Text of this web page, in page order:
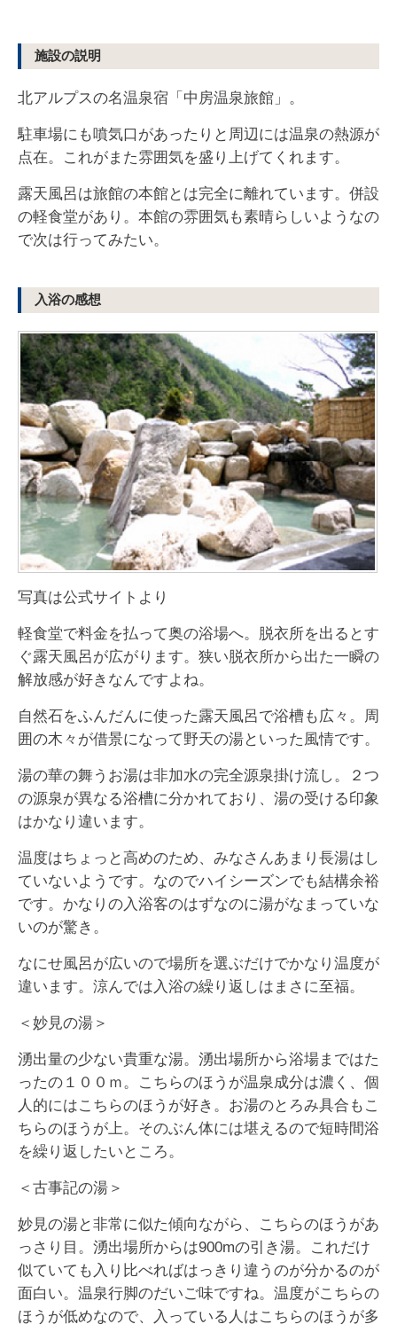
施設の説明
北アルプスの名温泉宿「中房温泉旅館」。
駐車場にも噴気口があったりと周辺には温泉の熱源が
点在。これがまた雰囲気を盛り上げてくれます。
露天風呂は旅館の本館とは完全に離れています。併設
の軽食堂があり。本館の雰囲気も素晴らしいようなの
で次は行ってみたい。
入浴の感想
写真は公式サイトより
軽食堂で料金を払って奥の浴場へ。脱衣所を出るとす
ぐ露天風呂が広がります。狭い脱衣所から出た一瞬の
解放感が好きなんですよね。
自然石をふんだんに使った露天風呂で浴槽も広々。周
囲の木々が借景になって野天の湯といった風情です。
湯の華の舞うお湯は非加水の完全源泉掛け流し。２つ
の源泉が異なる浴槽に分かれており、湯の受ける印象
はかなり違います。
温度はちょっと高めのため、みなさんあまり長湯はし
ていないようです。なのでハイシーズンでも結構余裕
です。かなりの入浴客のはずなのに湯がなまっていな
いのが驚き。
なにせ風呂が広いので場所を選ぶだけでかなり温度が
違います。涼んでは入浴の繰り返しはまさに至福。
＜妙見の湯＞
湧出量の少ない貴重な湯。湧出場所から浴場まではた
ったの１００ｍ。こちらのほうが温泉成分は濃く、個
人的にはこちらのほうが好き。お湯のとろみ具合もこ
ちらのほうが上。そのぶん体には堪えるので短時間浴
を繰り返したいところ。
＜古事記の湯＞
妙見の湯と非常に似た傾向ながら、こちらのほうがあ
っさり目。湧出場所からは900mの引き湯。これだけ
似ていても入り比べればはっきり違うのが分かるのが
面白い。温泉行脚のだいご味ですね。温度がこちらの
ほうが低めなので、入っている人はこちらのほうが多